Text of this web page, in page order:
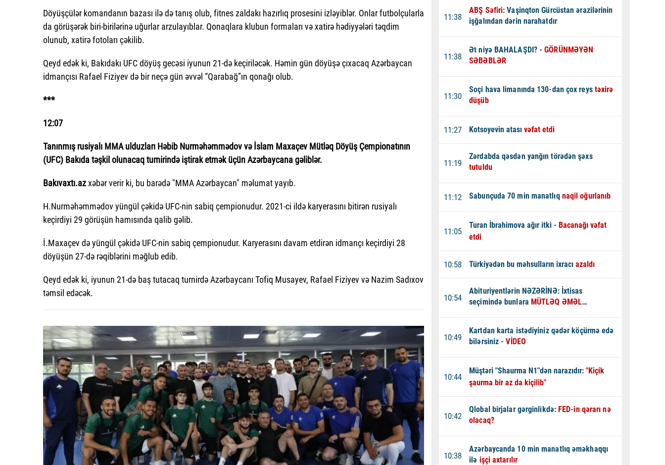
Döyüşçülər komandanın bazası ilə də tanış olub, fitnes zaldakı hazırlıq prosesini izləyiblər. Onlar futbolçularla
da görüşərək biri-birilərinə uğurlar arzulayıblar. Qonaqlara klubun formaları və xatirə hədiyyələri təqdim
olunub, xatirə fotoları çəkilib.
Qeyd edək ki, Bakıdakı UFC döyüş gecəsi iyunun 21-də keçiriləcək. Həmin gün döyüşə çıxacaq Azərbaycan
idmançısı Rafael Fiziyev də bir neçə gün əvvəl “Qarabağ”ın qonağı olub.
***
12:07
Tanınmış rusiyalı MMA ulduzları Həbib Nurməhəmmədov və İslam Maxaçev Mütləq Döyüş Çempionatının
(UFC) Bakıda təşkil olunacaq turnirində iştirak etmək üçün Azərbaycana gəliblər.
Bakıvaxtı.azxəbər verir ki, bu barədə "MMA Azərbaycan" məlumat yayıb.
H.Nurməhəmmədov yüngül çəkidə UFC-nin sabiq çempionudur. 2021-ci ildə karyerasını bitirən rusiyalı
keçirdiyi 29 görüşün hamısında qalib gəlib.
İ.Maxaçev də yüngül çəkidə UFC-nin sabiq çempionudur. Karyerasını davam etdirən idmançı keçirdiyi 28
döyüşün 27-də rəqiblərini məğlub edib.
Qeyd edək ki, iyunun 21-də baş tutacaq turnirdə Azərbaycanı Tofiq Musayev, Rafael Fiziyev və Nazim Sadıxov
təmsil edəcək.
11:38
ABŞ Səfiri: Vaşinqton Gürcüstan ərazilərinin
işğalından dərin narahatdır
11:38
Ət niyə BAHALAŞDI? -GÖRÜNMƏYƏN
SƏBƏBLƏR
11:30
Soçi hava limanında 130-dan çox reystəxirə
düşüb
11:27 Kotsoyevin atası vəfat etdi
11:19
Zərdabda qəsdən yanğın törədən şəxs
tutuldu
11:12 Sabunçuda 70 min manatlıqnaqil oğurlanıb
11:05
Turan İbrahimova ağır itki - Bacanağı vəfat
etdi
10:58 Türkiyədən bu məhsulların ixracıazaldı
10:54
Abituriyentlərin NƏZƏRİNƏ: İxtisas
seçimində bunlara MÜTLƏQ ƏMƏL
10:49
Kartdan karta istədiyiniz qədər köçürmə edə
bilərsiniz -VİDEO
10:44
Müştəri "Shaurma N1"dən narazıdır:"Kiçik
şaurma bir az da kiçilib"
10:42
Qlobal birjalar gərginlikdə:FED-in qərarı nə
olacaq?
10:38
Azərbaycanda 10 min manatlıq əməkhaqqı
ilə işçi axtarılır